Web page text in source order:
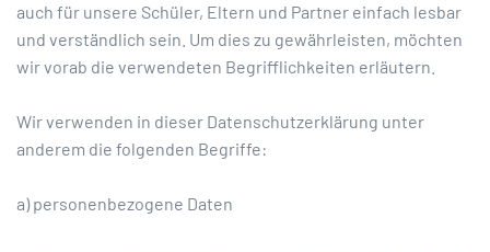
auch für unsere Schüler, Eltern und Partner einfach lesbar
und verständlich sein. Um dies zu gewährleisten, möchten
wir vorab die verwendeten Begrifflichkeiten erläutern.
Wir verwenden in dieser Datenschutzerklärung unter
anderem die folgenden Begriffe:
a) personenbezogene Daten